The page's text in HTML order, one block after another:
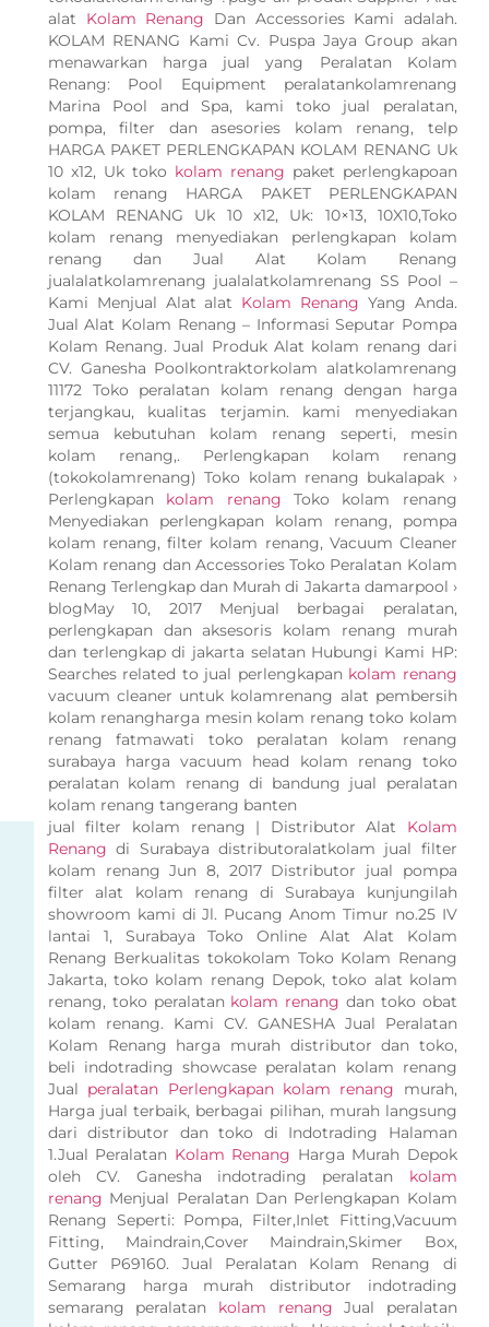
alat Kolam Renang Dan Accessories Kami adalah.
KOLAM RENANG Kami Cv. Puspa Jaya Group akan
menawarkan harga jual yang Peralatan Kolam
Renang: Pool Equipment peralatankolamrenang
Marina Pool and Spa, kami toko jual peralatan,
pompa, filter dan asesories kolam renang, telp
HARGA PAKET PERLENGKAPAN KOLAM RENANG Uk
10 x12, Uk toko kolam renang paket perlengkapoan
kolam renang HARGA PAKET PERLENGKAPAN
KOLAM RENANG Uk 10 x12, Uk: 10×13, 10X10,Toko
kolam renang menyediakan perlengkapan kolam
renang dan Jual Alat Kolam Renang
jualalatkolamrenang jualalatkolamrenang SS Pool –
Kami Menjual Alat alat Kolam Renang Yang Anda.
Jual Alat Kolam Renang – Informasi Seputar Pompa
Kolam Renang. Jual Produk Alat kolam renang dari
CV. Ganesha Poolkontraktorkolam alatkolamrenang
11172 Toko peralatan kolam renang dengan harga
terjangkau, kualitas terjamin. kami menyediakan
semua kebutuhan kolam renang seperti, mesin
kolam renang,. Perlengkapan kolam renang
(tokokolamrenang) Toko kolam renang bukalapak ›
Perlengkapan kolam renang Toko kolam renang
Menyediakan perlengkapan kolam renang, pompa
kolam renang, filter kolam renang, Vacuum Cleaner
Kolam renang dan Accessories Toko Peralatan Kolam
Renang Terlengkap dan Murah di Jakarta damarpool ›
blogMay 10, 2017 Menjual berbagai peralatan,
perlengkapan dan aksesoris kolam renang murah
dan terlengkap di jakarta selatan Hubungi Kami HP:
Searches related to jual perlengkapan kolam renang
vacuum cleaner untuk kolamrenang alat pembersih
kolam renangharga mesin kolam renang toko kolam
renang fatmawati toko peralatan kolam renang
surabaya harga vacuum head kolam renang toko
peralatan kolam renang di bandung jual peralatan
kolam renang tangerang banten
jual filter kolam renang | Distributor Alat Kolam
Renang di Surabaya distributoralatkolam jual filter
kolam renang Jun 8, 2017 Distributor jual pompa
filter alat kolam renang di Surabaya kunjungilah
showroom kami di Jl. Pucang Anom Timur no.25 IV
lantai 1, Surabaya Toko Online Alat Alat Kolam
Renang Berkualitas tokokolam Toko Kolam Renang
Jakarta, toko kolam renang Depok, toko alat kolam
renang, toko peralatankolam renang dan toko obat
kolam renang. Kami CV. GANESHA Jual Peralatan
Kolam Renang harga murah distributor dan toko,
beli indotrading showcase peralatan kolam renang
Jual peralatan Perlengkapan kolam renang murah,
Harga jual terbaik, berbagai pilihan, murah langsung
dari distributor dan toko di Indotrading Halaman
1.Jual Peralatan Kolam Renang Harga Murah Depok
oleh CV. Ganesha indotrading peralatan kolam
renang Menjual Peralatan Dan Perlengkapan Kolam
Renang Seperti: Pompa, Filter,Inlet Fitting,Vacuum
Fitting, Maindrain,Cover Maindrain,Skimer Box,
Gutter P69160. Jual Peralatan Kolam Renang di
Semarang harga murah distributor indotrading
semarang peralatan kolam renang Jual peralatan